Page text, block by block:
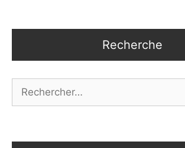
Recherche